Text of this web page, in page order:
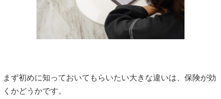
まず初めに知っておいてもらいたい大きな違いは、保険が効
くかどうかです。